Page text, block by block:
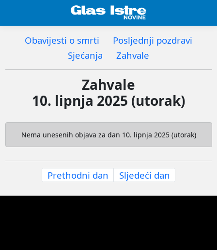
Obavijesti o smrti
Posljednji pozdravi
Sjećanja
Zahvale
Zahvale
10. lipnja 2025 (utorak)
Nema unesenih objava za dan 10. lipnja 2025 (utorak)
Prethodni dan Sljedeći dan